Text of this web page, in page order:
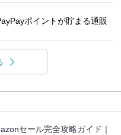
ポイントが貯まる通販
セール完全攻略ガイド｜